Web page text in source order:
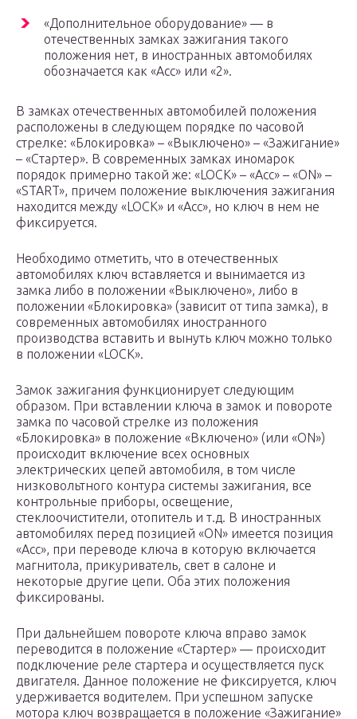
«Дополнительное оборудование» — в
отечественных замках зажигания такого
положения нет, в иностранных автомобилях
обозначается как «Acc» или «2».
В замках отечественных автомобилей положения
расположены в следующем порядке по часовой
стрелке: «Блокировка» – «Выключено» – «Зажигание»
– «Стартер». В современных замках иномарок
порядок примерно такой же: «LOCK» – «Acc» – «ON» –
«START», причем положение выключения зажигания
находится между «LOCK» и «Acc», но ключ в нем не
фиксируется.
Необходимо отметить, что в отечественных
автомобилях ключ вставляется и вынимается из
замка либо в положении «Выключено», либо в
положении «Блокировка» (зависит от типа замка), в
современных автомобилях иностранного
производства вставить и вынуть ключ можно только
в положении «LOCK».
Замок зажигания функционирует следующим
образом. При вставлении ключа в замок и повороте
замка по часовой стрелке из положения
«Блокировка» в положение «Включено» (или «ON»)
происходит включение всех основных
электрических цепей автомобиля, в том числе
низковольтного контура системы зажигания, все
контрольные приборы, освещение,
стеклоочистители, отопитель и т.д. В иностранных
автомобилях перед позицией «ON» имеется позиция
«Acc», при переводе ключа в которую включается
магнитола, прикуриватель, свет в салоне и
некоторые другие цепи. Оба этих положения
фиксированы.
При дальнейшем повороте ключа вправо замок
переводится в положение «Стартер» — происходит
подключение реле стартера и осуществляется пуск
двигателя. Данное положение не фиксируется, ключ
удерживается водителем. При успешном запуске
мотора ключ возвращается в положение «Зажигание»